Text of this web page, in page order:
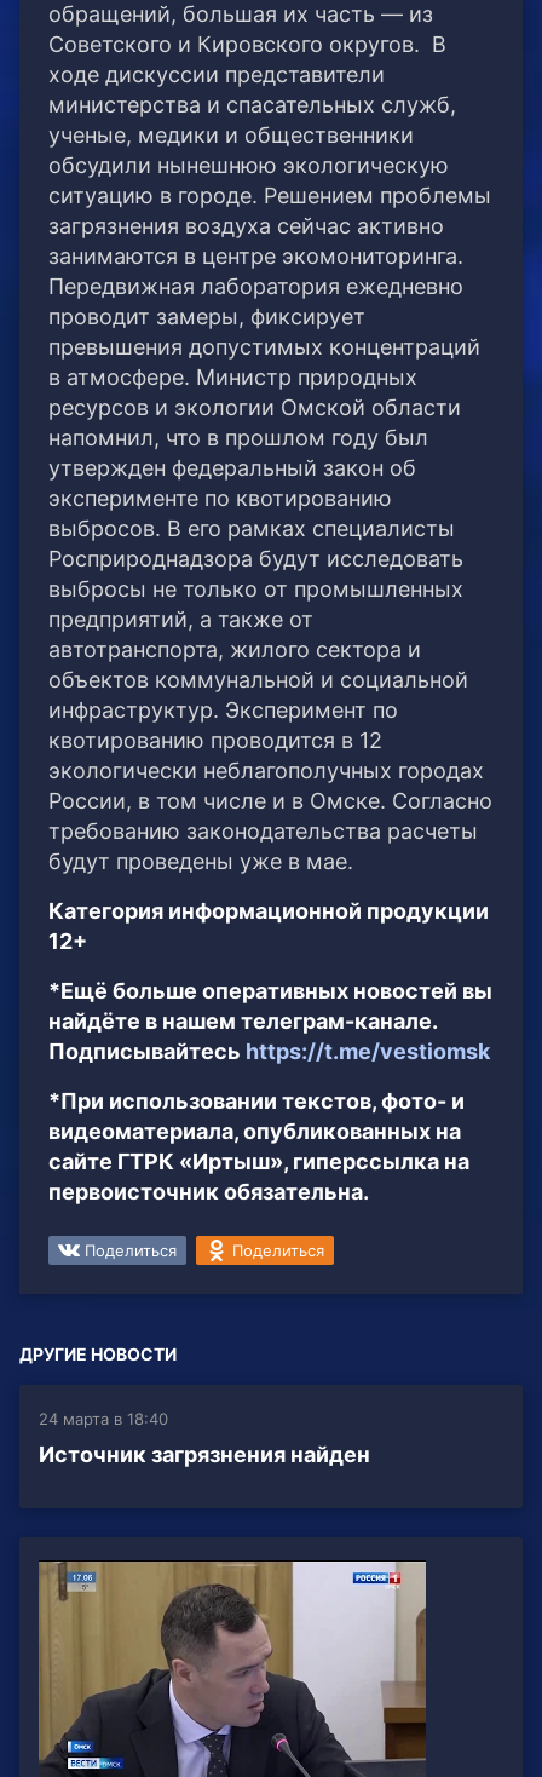
обращений, большая их часть — из
Советского и Кировского округов. В
ходе дискуссии представители
министерства и спасательных служб,
ученые, медики и общественники
обсудили нынешнюю экологическую
ситуацию в городе. Решением проблемы
загрязнения воздуха сейчас активно
занимаются в центре экомониторинга.
Передвижная лаборатория ежедневно
проводит замеры, фиксирует
превышения допустимых концентраций
в атмосфере. Министр природных
ресурсов и экологии Омской области
напомнил, что в прошлом году был
утвержден федеральный закон об
эксперименте по квотированию
выбросов. В его рамках специалисты
Росприроднадзора будут исследовать
выбросы не только от промышленных
предприятий, а также от
автотранспорта, жилого сектора и
объектов коммунальной и социальной
инфраструктур. Эксперимент по
квотированию проводится в 12
экологически неблагополучных городах
России, в том числе и в Омске. Согласно
требованию законодательства расчеты
будут проведены уже в мае.
Категория информационной продукции
12+
*Ещё больше оперативных новостей вы
найдёте в нашем телеграм-канале.
Подписывайтесь https://t.me/vestiomsk
*При использовании текстов, фото- и
видеоматериала, опубликованных на
сайте ГТРК «Иртыш», гиперссылка на
первоисточник обязательна.
Поделиться Поделиться
ДРУГИЕ НОВОСТИ
24 марта в 18:40
Источник загрязнения найден